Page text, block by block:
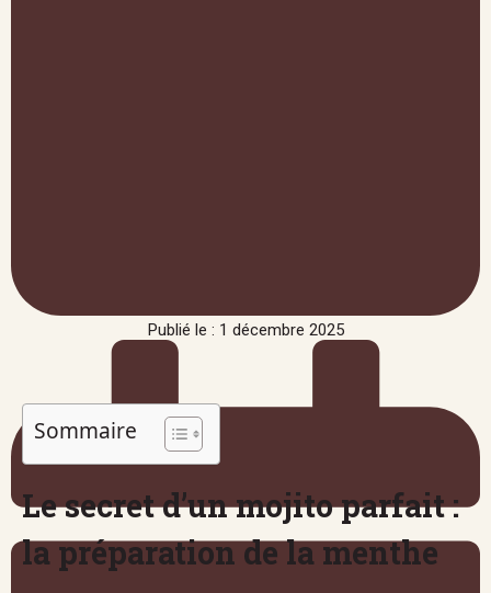
Publié le : 1 décembre 2025
Sommaire
Le secret d’un mojito parfait :
la préparation de la menthe